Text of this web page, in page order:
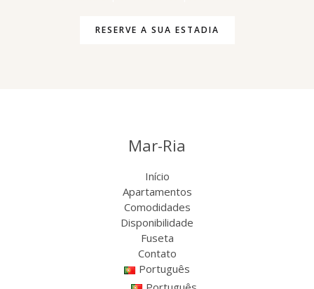
RESERVE A SUA ESTADIA
Mar-Ria
Início
Apartamentos
Comodidades
Disponibilidade
Fuseta
Contato
Português